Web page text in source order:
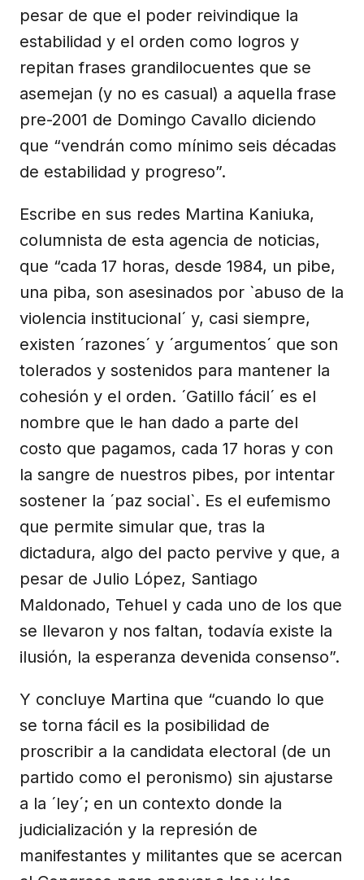
pesar de que el poder reivindique la
estabilidad y el orden como logros y
repitan frases grandilocuentes que se
asemejan (y no es casual) a aquella frase
pre-2001 de Domingo Cavallo diciendo
que “vendrán como mínimo seis décadas
de estabilidad y progreso”.
Escribe en sus redes Martina Kaniuka,
columnista de esta agencia de noticias,
que “cada 17 horas, desde 1984, un pibe,
una piba, son asesinados por `abuso de la
violencia institucional´ y, casi siempre,
existen ´razones´ y ´argumentos´ que son
tolerados y sostenidos para mantener la
cohesión y el orden. ´Gatillo fácil´ es el
nombre que le han dado a parte del
costo que pagamos, cada 17 horas y con
la sangre de nuestros pibes, por intentar
sostener la ´paz social`. Es el eufemismo
que permite simular que, tras la
dictadura, algo del pacto pervive y que, a
pesar de Julio López, Santiago
Maldonado, Tehuel y cada uno de los que
se llevaron y nos faltan, todavía existe la
ilusión, la esperanza devenida consenso”.
Y concluye Martina que “cuando lo que
se torna fácil es la posibilidad de
proscribir a la candidata electoral (de un
partido como el peronismo) sin ajustarse
a la ´ley´; en un contexto donde la
judicialización y la represión de
manifestantes y militantes que se acercan